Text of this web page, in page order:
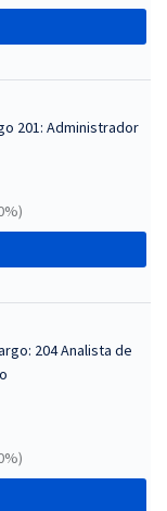
201: Administrador
204 Analista de